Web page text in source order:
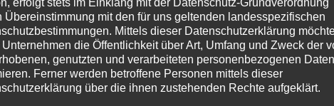
mehrfach ausgelöst. Fehlalarm.
ABC 1 Ölspur
erfolgt stets im Einklang mit der Datenschutz-Grundverordnung
Übereinstimmung mit den für uns geltenden landesspezifischen
Mittels dieser Datenschutzerklärung
Unternehmen die Öffentlichkeit über Art, Umfang und Zweck der
genutzten und verarbeiteten personenbezogenen Daten
Ferner werden betroffene Personen mittels dieser
über die ihnen zustehenden Rechte aufgeklärt.